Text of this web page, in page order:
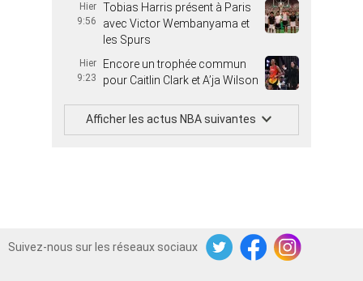
Hier
9:56
Tobias Harris présent à Paris
avec Victor Wembanyama et
les Spurs
Hier
9:23
Encore un trophée commun
pour Caitlin Clark et A’ja Wilson
Afficher les actus NBA suivantes
Suivez-nous sur les réseaux sociaux
TwitterFacebookInstagram